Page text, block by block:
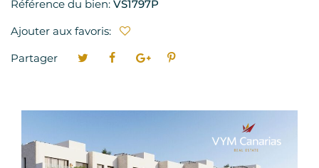
Référence du bien: VS1797P
Ajouter aux favoris:
Partager